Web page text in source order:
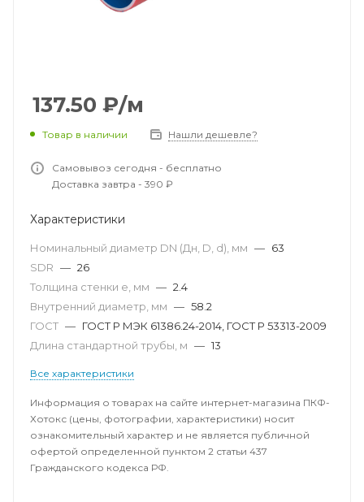
137.50 ₽/м
Товар в наличии Нашли дешевле?
Самовывоз сегодня - бесплатно
Доставка завтра - 390 ₽
Характеристики
Номинальный диаметр DN (Дн, D, d), мм — 63
SDR — 26
Толщина стенки e, мм — 2.4
Внутренний диаметр, мм — 58.2
ГОСТ — ГОСТ Р МЭК 61386.24-2014, ГОСТ Р 53313-2009
Длина стандартной трубы, м — 13
Все характеристики
Информация о товарах на сайте интернет-магазина ПКФ-
Хотокс (цены, фотографии, характеристики) носит
ознакомительный характер и не является публичной
офертой определенной пунктом 2 статьи 437
Гражданского кодекса РФ.